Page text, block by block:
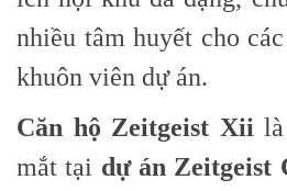
nhiều tâm huyết cho
khuôn viên dự án.
Căn hộ Zeitgeist Xii
mắt tại dự án Zeitgeist